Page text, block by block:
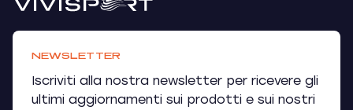
NEWSLETTER
Iscriviti alla nostra newsletter per ricevere gli
ultimi aggiornamenti sui prodotti e sui nostri